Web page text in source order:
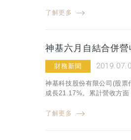
了解更多
神基六月自結合併
財務新聞
神基科技股份有限公司(股
成長21.17%。累計營收方
了解更多